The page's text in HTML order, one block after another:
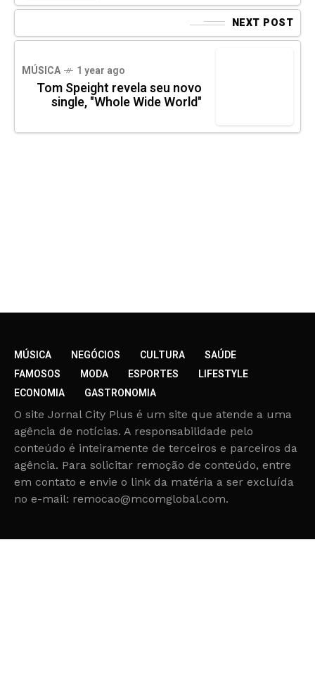
NEXT POST
MÚSICA 1 year ago
Tom Speight revela seu novo
single, "Whole Wide World"
MÚSICA NEGÓCIOS CULTURA
SAÚDE
FAMOSOS
MODA ESPORTES
LIFESTYLE
ECONOMIA
GASTRONOMIA
O site Jornal City Plus é um site que atende a uma
agência de notícias. A responsabilidade pelo
conteúdo é inteiramente de terceiros e parceiros da
agência. Para solicitar remoção de conteúdo, entre
em contato e envie o link da matéria a ser excluída
no e-mail: remocao@mcomglobal.com.